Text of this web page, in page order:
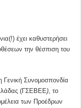
έχει καθυστερήσει
την θέσπιση του
Γενική Συνομοσπονδία
(ΓΣΕΒΕΕ) , το
των Προέδρων